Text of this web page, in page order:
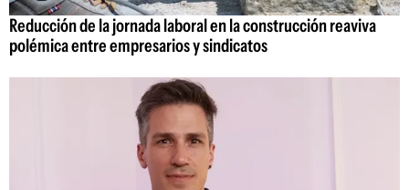
Reducción de la jornada laboral en la construcción reaviva
polémica entre empresarios y sindicatos